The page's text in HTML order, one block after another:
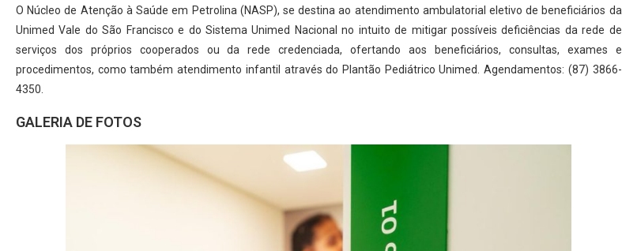
O Núcleo de Atenção à Saúde em Petrolina (NASP), se destina ao atendimento ambulatorial eletivo de beneficiários da
Unimed Vale do São Francisco e do Sistema Unimed Nacional no intuito de mitigar possíveis deficiências da rede de
serviços dos próprios cooperados ou da rede credenciada, ofertando aos beneficiários, consultas, exames e
procedimentos, como também atendimento infantil através do Plantão Pediátrico Unimed. Agendamentos: (87) 3866-
4350.
GALERIA DE FOTOS